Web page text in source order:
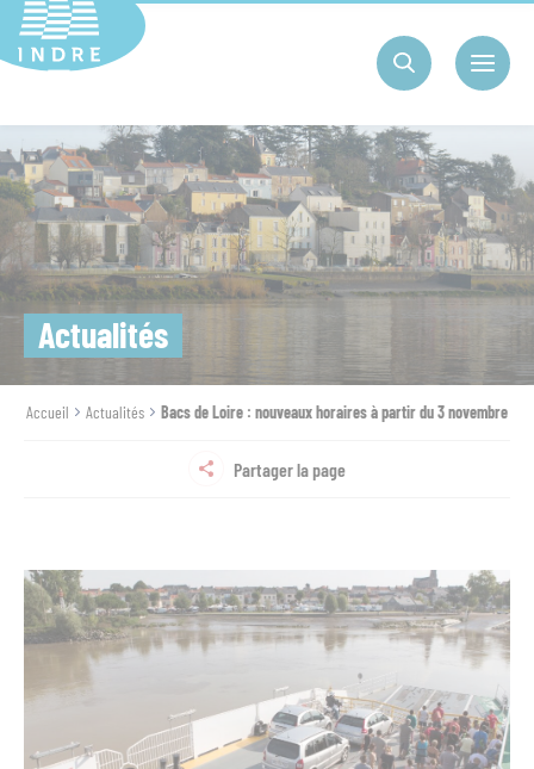
Actualités
Accueil Actualités Bacs de Loire : nouveaux horaires à partir du 3 novembre
Partager la page
Cookies management panel